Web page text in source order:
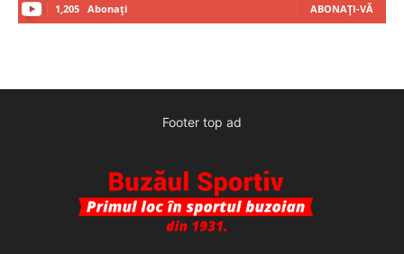
1,205 Abonați ABONAȚI-VĂ
Footer top ad